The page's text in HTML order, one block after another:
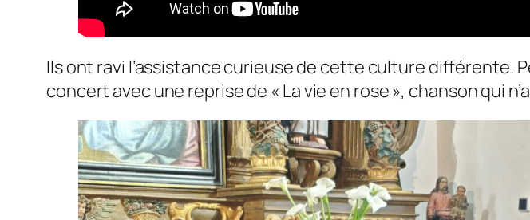
Ils ont ravi l’assistance curieuse de cette culture différente.
concert avec une reprise de « La vie en rose », chanson qui